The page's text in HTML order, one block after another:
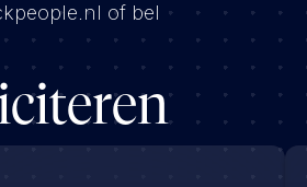
of bel